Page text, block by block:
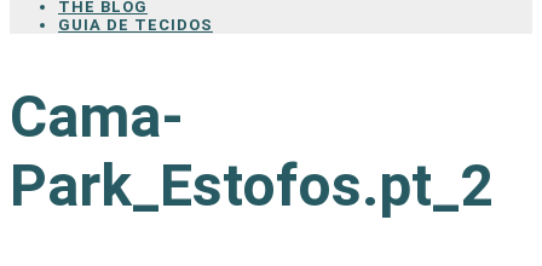
THE BLOG
GUIA DE TECIDOS
Cama-
Park_Estofos.pt_2